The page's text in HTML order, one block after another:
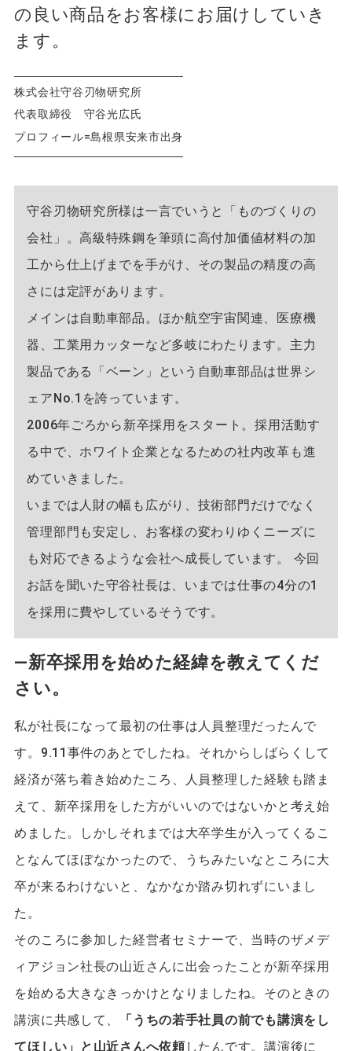
の良い商品をお客様にお届けしていき
ます。
株式会社守谷刃物研究所
代表取締役 守谷光広氏
プロフィール=島根県安来市出身
守谷刃物研究所様は一言でいうと「ものづくりの
会社」。高級特殊鋼を筆頭に高付加価値材料の加
工から仕上げまでを手がけ、その製品の精度の高
さには定評があります。
メインは自動車部品。ほか航空宇宙関連、医療機
器、工業用カッターなど多岐にわたります。主力
製品である「ベーン」という自動車部品は世界シ
ェアNo.1を誇っています。
2006年ごろから新卒採用をスタート。採用活動す
る中で、ホワイト企業となるための社内改革も進
めていきました。
いまでは人財の幅も広がり、技術部門だけでなく
管理部門も安定し、お客様の変わりゆくニーズに
も対応できるような会社へ成長しています。 今回
お話を聞いた守谷社長は、いまでは仕事の4分の1
を採用に費やしているそうです。
―新卒採用を始めた経緯を教えてくだ
さい。
私が社長になって最初の仕事は人員整理だったんで
す。9.11事件のあとでしたね。それからしばらくして
経済が落ち着き始めたころ、人員整理した経験も踏ま
えて、新卒採用をした方がいいのではないかと考え始
めました。しかしそれまでは大卒学生が入ってくるこ
となんてほぼなかったので、うちみたいなところに大
卒が来るわけないと、なかなか踏み切れずにいまし
た。
そのころに参加した経営者セミナーで、当時のザメデ
ィアジョン社長の山近さんに出会ったことが新卒採用
を始める大きなきっかけとなりましたね。そのときの
講演に共感して、
「うちの若手社員の前でも講演をし
てほしい」と山近さんへ依頼したんです。講演後に